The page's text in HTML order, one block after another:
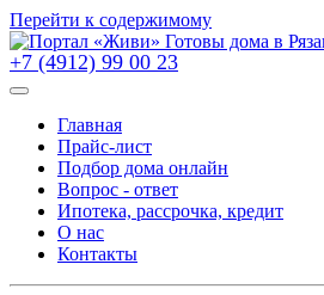
Перейти к содержимому
+7 (4912) 99 00 23
Главная
Прайс-лист
Подбор дома онлайн
Вопрос - ответ
Ипотека, рассрочка, кредит
О нас
Контакты